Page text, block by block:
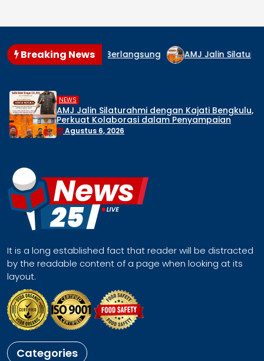
Breaking News
Masih Berlangsung AMJ Jalin Silaturahmi dengan
NEWS
AMJ Jalin Silaturahmi dengan Kajati Bengkulu,
Perkuat Kolaborasi dalam Penyampaian
Informasi Publik
Agustus 6, 2026
It is a long established fact that reader will be distracted
by the readable content of a page when looking at its
layout.
Categories